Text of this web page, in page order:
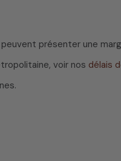
présenter une
voir nos délais